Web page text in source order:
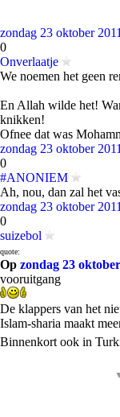
zondag 23 oktober
0
Onverlaatje
We noemen het geen
En Allah wilde het!
knikken!
Ofnee dat was
zondag 23 oktober
0
#ANONIEM
Ah, nou, dan zal het
zondag 23 oktober
0
suizebol
quote:
Op zondag 23
vooruitgang
De klappers van het
Islam-sharia maakt
Binnenkort ook in